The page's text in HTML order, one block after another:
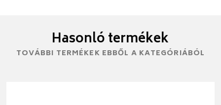
Hasonló termékek
TOVÁBBI TERMÉKEK EBBŐL A KATEGÓRIÁBÓL